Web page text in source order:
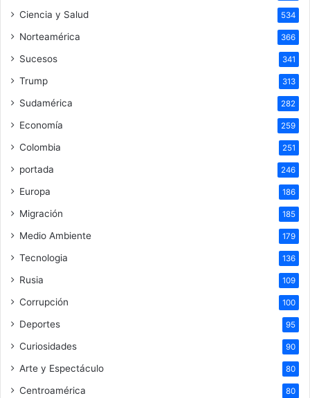
Ciencia y Salud 534
Norteamérica 366
Sucesos 341
Trump 313
Sudamérica 282
Economía 259
Colombia 251
portada 246
Europa 186
Migración 185
Medio Ambiente 179
Tecnologia 136
Rusia 109
Corrupción 100
Deportes 95
Curiosidades 90
Arte y Espectáculo 80
Centroamérica 80